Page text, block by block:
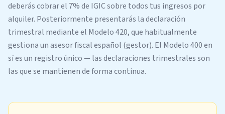
deberás cobrar el 7% de IGIC sobre todos tus ingresos por
alquiler. Posteriormente presentarás la declaración
trimestral mediante el Modelo 420, que habitualmente
gestiona un asesor fiscal español (gestor). El Modelo 400 en
sí es un registro único — las declaraciones trimestrales son
las que se mantienen de forma continua.